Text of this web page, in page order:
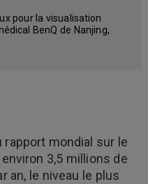
pour la visualisation
BenQ de Nanjing,
rapport mondial sur le
3,5 millions de
an, le niveau le plus